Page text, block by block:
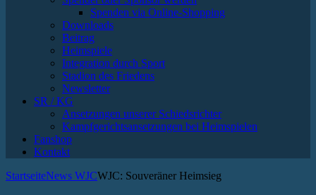
Spenden via Online-Shopping
Downloads
Beitrag
Heimspiele
Integration durch Sport
Stadion des Friedens
Newsletter
SR / KG
Ansetzungen unserer Schiedsrichter
Kampfgerichtsansetzungen bei Heimspielen
Fanshop
Kontakt
StartseiteNews WJCWJC: Souveräner Heimsieg